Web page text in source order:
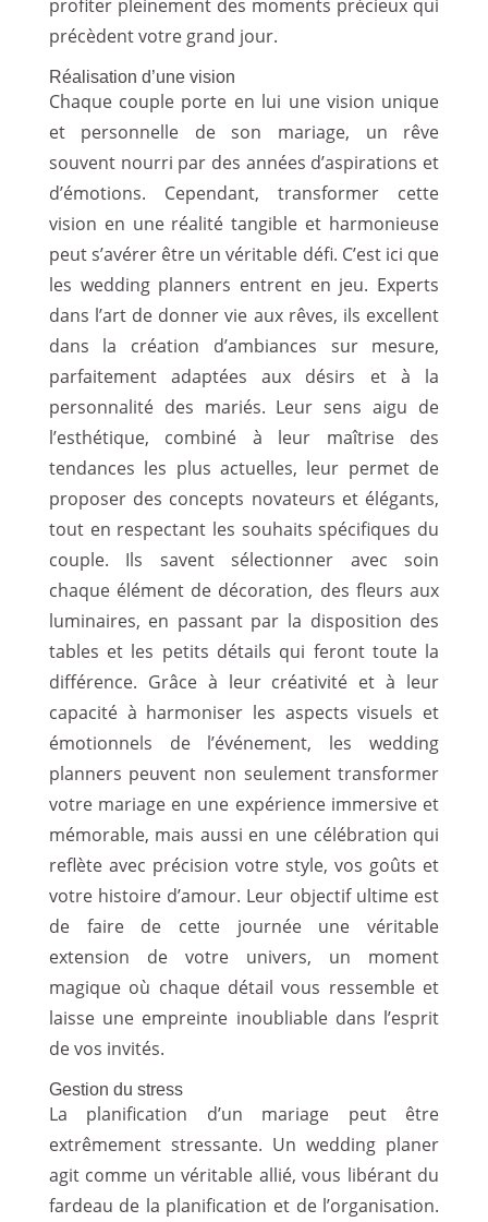
profiter pleinement des moments précieux qui
précèdent votre grand jour.
Réalisation d’une vision
Chaque couple porte en lui une vision unique
et personnelle de son mariage, un rêve
souvent nourri par des années d’aspirations et
d’émotions. Cependant, transformer cette
vision en une réalité tangible et harmonieuse
peut s’avérer être un véritable défi. C’est ici que
les wedding planners entrent en jeu. Experts
dans l’art de donner vie aux rêves, ils excellent
dans la création d’ambiances sur mesure,
parfaitement adaptées aux désirs et à la
personnalité des mariés. Leur sens aigu de
l’esthétique, combiné à leur maîtrise des
tendances les plus actuelles, leur permet de
proposer des concepts novateurs et élégants,
tout en respectant les souhaits spécifiques du
couple. Ils savent sélectionner avec soin
chaque élément de décoration, des fleurs aux
luminaires, en passant par la disposition des
tables et les petits détails qui feront toute la
différence. Grâce à leur créativité et à leur
capacité à harmoniser les aspects visuels et
émotionnels de l’événement, les wedding
planners peuvent non seulement transformer
votre mariage en une expérience immersive et
mémorable, mais aussi en une célébration qui
reflète avec précision votre style, vos goûts et
votre histoire d’amour. Leur objectif ultime est
de faire de cette journée une véritable
extension de votre univers, un moment
magique où chaque détail vous ressemble et
laisse une empreinte inoubliable dans l’esprit
de vos invités.
Gestion du stress
La planification d’un mariage peut être
extrêmement stressante. Un wedding planer
agit comme un véritable allié, vous libérant du
fardeau de la planification et de l’organisation.